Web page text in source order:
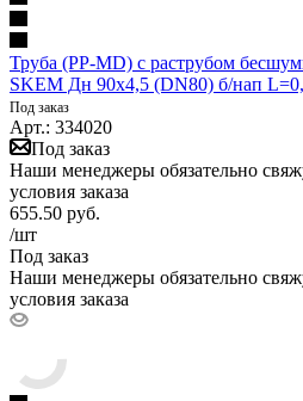
Труба (PP-MD) с раструбом
SKEM Дн 90х4,5 (DN80) б/нап
Под заказ
Арт.: 334020
Под заказ
Наши менеджеры обязательно
условия заказа
655.50 руб.
/шт
Под заказ
Наши менеджеры обязательно
условия заказа